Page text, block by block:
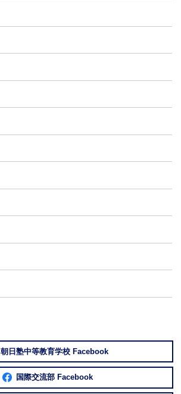
朝日塾中等教育学校 Facebook
国際交流部 Facebook